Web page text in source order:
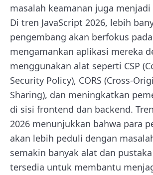
masalah keamanan juga
Di tren JavaScript 2026, lebih
pengembang akan berfokus
mengamankan aplikasi mereka
menggunakan alat seperti CSP
Security Policy), CORS (Cross-
Sharing), dan meningkatkan
di sisi frontend dan backend.
2026 menunjukkan bahwa para
akan lebih peduli dengan
semakin banyak alat dan
tersedia untuk membantu